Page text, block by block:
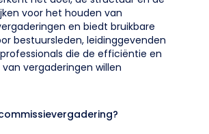
voor het houden van
en biedt bruikbare
bestuursleden, leidinggevenden
die de efficiëntie en
vergaderingen willen